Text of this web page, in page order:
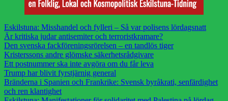
Eskilstuna: Misshandel och fylleri – Så var polisens lördagsnatt
Är kritiska judar antisemiter och terroristkramare?
Den svenska fackföreningsrörelsen – en tandlös tiger
Kristerssons andre glömske säkerhetsrådgivare
Ett postnummer ska inte avgöra om du får leva
Trump har blivit fyrstjärnig general
Bränderna i Spanien och Frankrike: Svensk byråkrati, senfärdighet
och ren klantighet